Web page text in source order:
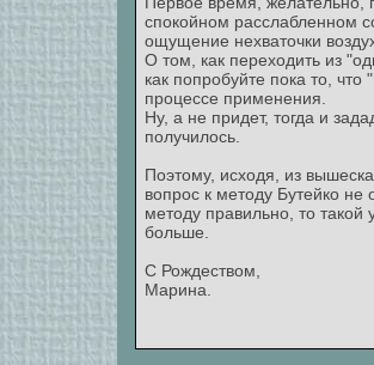
спокойном расслабленном
ощущение нехваточки
О том, как переходить из
как попробуйте пока то,
процессе применения.
Ну, а не придет, тогда и
получилось.
Поэтому, исходя, из
вопрос к методу Бутейко
методу правильно, то
больше.
С Рождеством,
Марина.